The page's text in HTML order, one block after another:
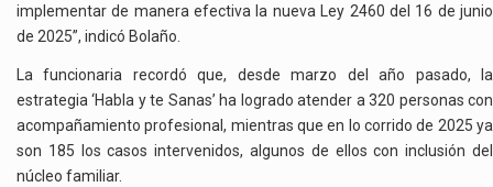
implementar de manera efectiva la nueva Ley 2460 del 16 de junio
de 2025”, indicó Bolaño.
La funcionaria recordó que, desde marzo del año pasado, la
estrategia ‘Habla y te Sanas’ ha logrado atender a 320 personas con
acompañamiento profesional, mientras que en lo corrido de 2025 ya
son 185 los casos intervenidos, algunos de ellos con inclusión del
núcleo familiar.